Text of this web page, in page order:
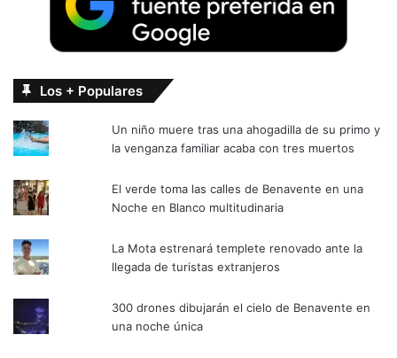
Los + Populares
Un niño muere tras una ahogadilla de su primo y
la venganza familiar acaba con tres muertos
El verde toma las calles de Benavente en una
Noche en Blanco multitudinaria
La Mota estrenará templete renovado ante la
llegada de turistas extranjeros
300 drones dibujarán el cielo de Benavente en
una noche única